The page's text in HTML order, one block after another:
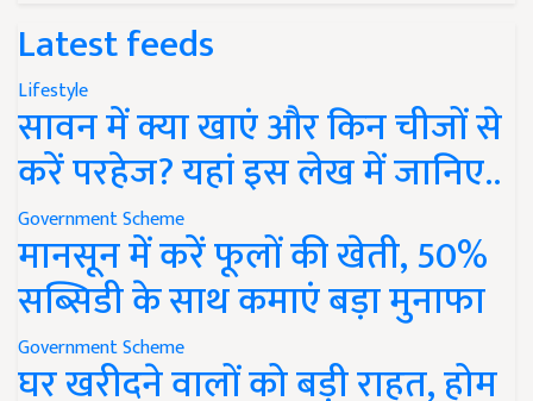
Latest feeds
Lifestyle
सावन में क्या खाएं और किन चीजों से
करें परहेज? यहां इस लेख में जानिए..
Government Scheme
मानसून में करें फूलों की खेती, 50%
सब्सिडी के साथ कमाएं बड़ा मुनाफा
Government Scheme
घर खरीदने वालों को बड़ी राहत, होम